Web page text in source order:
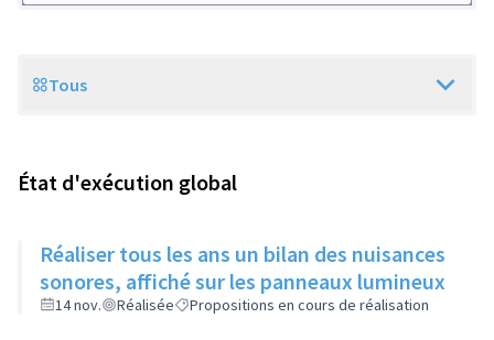
Scope
Tous
État d'exécution global
Réaliser tous les ans un bilan des nuisances
sonores, affiché sur les panneaux lumineux
14 nov. Réalisée Propositions en cours de réalisation